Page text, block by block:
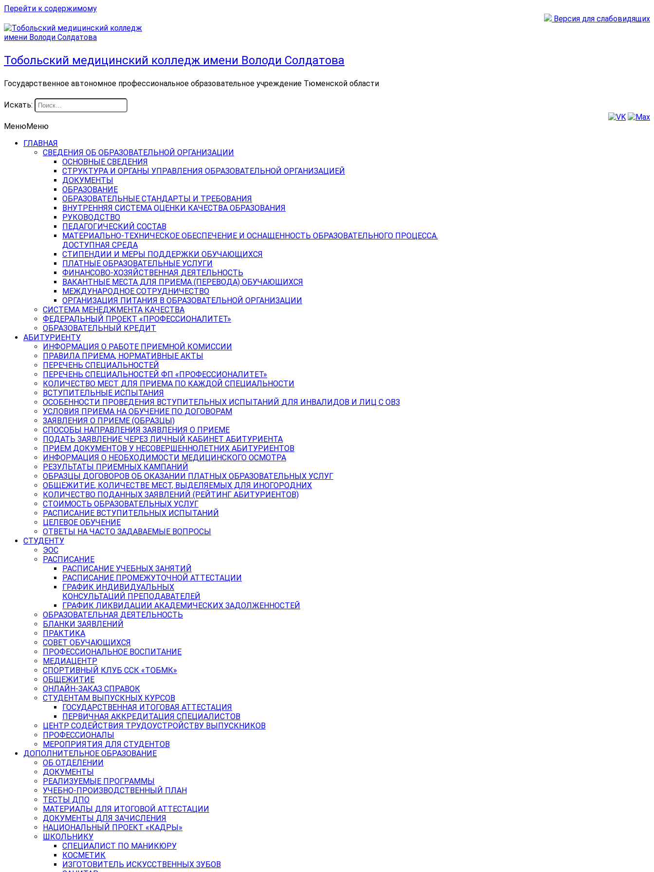
Перейти к содержимому
Версия для слабовидящих
Тобольский медицинский колледж имени Володи Солдатова
Государственное автономное профессиональное образовательное учреждение Тюменской области
Искать:
МенюМеню
ГЛАВНАЯ
СВЕДЕНИЯ ОБ ОБРАЗОВАТЕЛЬНОЙ ОРГАНИЗАЦИИ
ОСНОВНЫЕ СВЕДЕНИЯ
СТРУКТУРА И ОРГАНЫ УПРАВЛЕНИЯ ОБРАЗОВАТЕЛЬНОЙ ОРГАНИЗАЦИЕЙ
ДОКУМЕНТЫ
ОБРАЗОВАНИЕ
ОБРАЗОВАТЕЛЬНЫЕ СТАНДАРТЫ И ТРЕБОВАНИЯ
ВНУТРЕННЯЯ СИСТЕМА ОЦЕНКИ КАЧЕСТВА ОБРАЗОВАНИЯ
РУКОВОДСТВО
ПЕДАГОГИЧЕСКИЙ СОСТАВ
МАТЕРИАЛЬНО-ТЕХНИЧЕСКОЕ ОБЕСПЕЧЕНИЕ И ОСНАЩЕННОСТЬ ОБРАЗОВАТЕЛЬНОГО ПРОЦЕССА.
ДОСТУПНАЯ СРЕДА
СТИПЕНДИИ И МЕРЫ ПОДДЕРЖКИ ОБУЧАЮЩИХСЯ
ПЛАТНЫЕ ОБРАЗОВАТЕЛЬНЫЕ УСЛУГИ
ФИНАНСОВО-ХОЗЯЙСТВЕННАЯ ДЕЯТЕЛЬНОСТЬ
ВАКАНТНЫЕ МЕСТА ДЛЯ ПРИЕМА (ПЕРЕВОДА) ОБУЧАЮЩИХСЯ
МЕЖДУНАРОДНОЕ СОТРУДНИЧЕСТВО
ОРГАНИЗАЦИЯ ПИТАНИЯ В ОБРАЗОВАТЕЛЬНОЙ ОРГАНИЗАЦИИ
СИСТЕМА МЕНЕДЖМЕНТА КАЧЕСТВА
ФЕДЕРАЛЬНЫЙ ПРОЕКТ «ПРОФЕССИОНАЛИТЕТ»
ОБРАЗОВАТЕЛЬНЫЙ КРЕДИТ
АБИТУРИЕНТУ
ИНФОРМАЦИЯ О РАБОТЕ ПРИЕМНОЙ КОМИССИИ
ПРАВИЛА ПРИЕМА, НОРМАТИВНЫЕ АКТЫ
ПЕРЕЧЕНЬ СПЕЦИАЛЬНОСТЕЙ
ПЕРЕЧЕНЬ СПЕЦИАЛЬНОСТЕЙ ФП «ПРОФЕССИОНАЛИТЕТ»
КОЛИЧЕСТВО МЕСТ ДЛЯ ПРИЕМА ПО КАЖДОЙ СПЕЦИАЛЬНОСТИ
ВСТУПИТЕЛЬНЫЕ ИСПЫТАНИЯ
ОСОБЕННОСТИ ПРОВЕДЕНИЯ ВСТУПИТЕЛЬНЫХ ИСПЫТАНИЙ ДЛЯ ИНВАЛИДОВ И ЛИЦ С ОВЗ
УСЛОВИЯ ПРИЕМА НА ОБУЧЕНИЕ ПО ДОГОВОРАМ
ЗАЯВЛЕНИЯ О ПРИЕМЕ (ОБРАЗЦЫ)
СПОСОБЫ НАПРАВЛЕНИЯ ЗАЯВЛЕНИЯ О ПРИЕМЕ
ПОДАТЬ ЗАЯВЛЕНИЕ ЧЕРЕЗ ЛИЧНЫЙ КАБИНЕТ АБИТУРИЕНТА
ПРИЕМ ДОКУМЕНТОВ У НЕСОВЕРШЕННОЛЕТНИХ АБИТУРИЕНТОВ
ИНФОРМАЦИЯ О НЕОБХОДИМОСТИ МЕДИЦИНСКОГО ОСМОТРА
РЕЗУЛЬТАТЫ ПРИЕМНЫХ КАМПАНИЙ
ОБРАЗЦЫ ДОГОВОРОВ ОБ ОКАЗАНИИ ПЛАТНЫХ ОБРАЗОВАТЕЛЬНЫХ УСЛУГ
ОБЩЕЖИТИЕ, КОЛИЧЕСТВЕ МЕСТ, ВЫДЕЛЯЕМЫХ ДЛЯ ИНОГОРОДНИХ
КОЛИЧЕСТВО ПОДАННЫХ ЗАЯВЛЕНИЙ (РЕЙТИНГ АБИТУРИЕНТОВ)
СТОИМОСТЬ ОБРАЗОВАТЕЛЬНЫХ УСЛУГ
РАСПИСАНИЕ ВСТУПИТЕЛЬНЫХ ИСПЫТАНИЙ
ЦЕЛЕВОЕ ОБУЧЕНИЕ
ОТВЕТЫ НА ЧАСТО ЗАДАВАЕМЫЕ ВОПРОСЫ
СТУДЕНТУ
ЭОС
РАСПИСАНИЕ
РАСПИСАНИЕ УЧЕБНЫХ ЗАНЯТИЙ
РАСПИСАНИЕ ПРОМЕЖУТОЧНОЙ АТТЕСТАЦИИ
ГРАФИК ИНДИВИДУАЛЬНЫХ
КОНСУЛЬТАЦИЙ ПРЕПОДАВАТЕЛЕЙ
ГРАФИК ЛИКВИДАЦИИ АКАДЕМИЧЕСКИХ ЗАДОЛЖЕННОСТЕЙ
ОБРАЗОВАТЕЛЬНАЯ ДЕЯТЕЛЬНОСТЬ
БЛАНКИ ЗАЯВЛЕНИЙ
ПРАКТИКА
СОВЕТ ОБУЧАЮЩИХСЯ
ПРОФЕССИОНАЛЬНОЕ ВОСПИТАНИЕ
МЕДИАЦЕНТР
СПОРТИВНЫЙ КЛУБ ССК «ТОБМК»
ОБЩЕЖИТИЕ
ОНЛАЙН-ЗАКАЗ СПРАВОК
СТУДЕНТАМ ВЫПУСКНЫХ КУРСОВ
ГОСУДАРСТВЕННАЯ ИТОГОВАЯ АТТЕСТАЦИЯ
ПЕРВИЧНАЯ АККРЕДИТАЦИЯ СПЕЦИАЛИСТОВ
ЦЕНТР СОДЕЙСТВИЯ ТРУДОУСТРОЙСТВУ ВЫПУСКНИКОВ
ПРОФЕССИОНАЛЫ
МЕРОПРИЯТИЯ ДЛЯ СТУДЕНТОВ
ДОПОЛНИТЕЛЬНОЕ ОБРАЗОВАНИЕ
ОБ ОТДЕЛЕНИИ
ДОКУМЕНТЫ
РЕАЛИЗУЕМЫЕ ПРОГРАММЫ
УЧЕБНО-ПРОИЗВОДСТВЕННЫЙ ПЛАН
ТЕСТЫ ДПО
МАТЕРИАЛЫ ДЛЯ ИТОГОВОЙ АТТЕСТАЦИИ
ДОКУМЕНТЫ ДЛЯ ЗАЧИСЛЕНИЯ
НАЦИОНАЛЬНЫЙ ПРОЕКТ «КАДРЫ»
ШКОЛЬНИКУ
СПЕЦИАЛИСТ ПО МАНИКЮРУ
КОСМЕТИК
ИЗГОТОВИТЕЛЬ ИСКУССТВЕННЫХ ЗУБОВ